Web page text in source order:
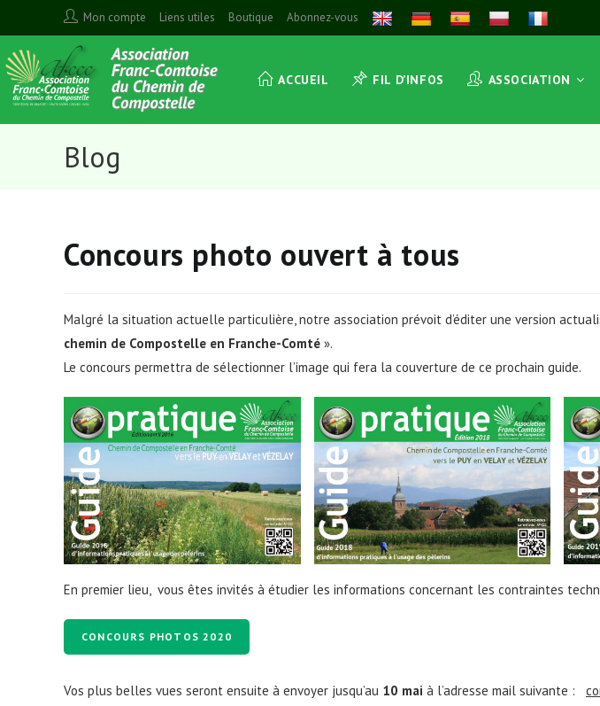
to
content
Mon compte Liens utiles Boutique Abonnez-vous
ACCUEIL FIL D’INFOS ASSOCIATION
Blog
Concours photo ouvert à tous
Malgré la situation actuelle particulière, notre association prévoit d’éditer une version
chemin de Compostelle en Franche-Comté ».
Le concours permettra de sélectionner l’image qui fera la couverture de ce prochain guide.
En premier lieu, vous êtes invités à étudier les informations concernant les contraintes
CONCOURS PHOTOS 2020
Vos plus belles vues seront ensuite à envoyer jusqu’au 10 mai à l’adresse mail suivante :